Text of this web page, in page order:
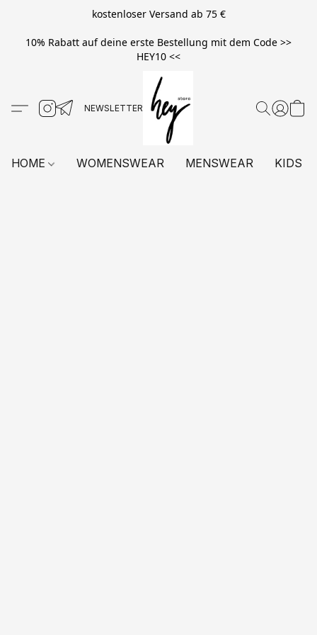
kostenloser Versand ab 75 €
10% Rabatt auf deine erste Bestellung mit dem Code >>
HEY10 <<
HOME WOMENSWEAR MENSWEAR KIDS